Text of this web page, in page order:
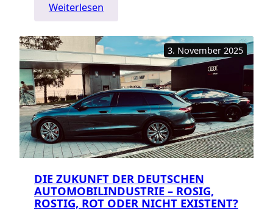
Weiterlesen
Kontext
bitte!
Warum
Zusammenhänge
so
wichtig
sind
3. November 2025
DIE ZUKUNFT DER DEUTSCHEN
AUTOMOBILINDUSTRIE – ROSIG,
ROSTIG, ROT ODER NICHT EXISTENT?